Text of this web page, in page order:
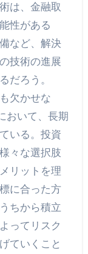
は、金融取
性がある
など、解決
技術の進展
だろう。
欠かせな
おいて、長期
いる。投資
々な選択肢
リットを理
に合った方
ちから積立
ってリスク
ていくこと